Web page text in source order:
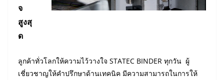
จ
สูงสุ
ด
ลูกค้าทั่วโลกให้ความไว้วางใจ STATEC BINDER ทุกวัน ผู้
เชี่ยวชาญให้คำปรึกษาด้านเทคนิค มีความสามารถในการให้